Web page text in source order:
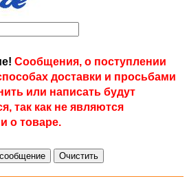
Сообщения, о поступлении
доставки и просьбами
или написать будут
так как не являются
о товаре.